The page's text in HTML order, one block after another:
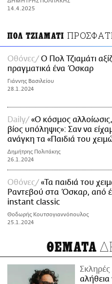
ΑΜΠΑ
14.4.2025
ΠΟΛ ΤΖΙΑΜΑΤΙ
Οθόνες
Ο Πολ Τζιαμάτι
πραγματικά ένα Όσκαρ
Γιάννης Βασιλείου
28.1.2024
Daily
«Ο κόσμος
βίος υπόληψις»: Σαν να
ανάγκη τα «Παιδιά του
Δημήτρης Πολιτάκης
26.1.2024
Οθόνες
«Τα παιδιά του
Ραντεβού στα Όσκαρ, από
instant classic
Θοδωρής Κουτσογιαννόπουλος
25.1.2024
ΘΕΜΑΤΑ
Σκληρές